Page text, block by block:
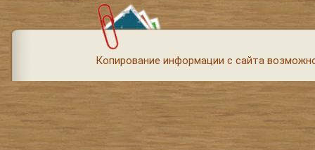
Копирование информации с сайта